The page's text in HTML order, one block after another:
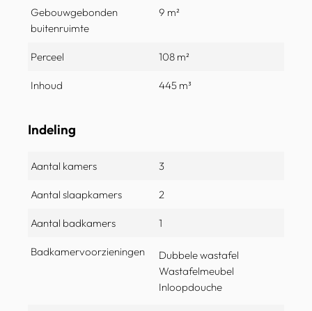
Gebouwgebonden
buitenruimte
9 m²
Perceel 108 m²
Inhoud 445 m³
Indeling
Aantal kamers 3
Aantal slaapkamers 2
Aantal badkamers 1
Badkamervoorzieningen
Dubbele wastafel
Wastafelmeubel
Inloopdouche